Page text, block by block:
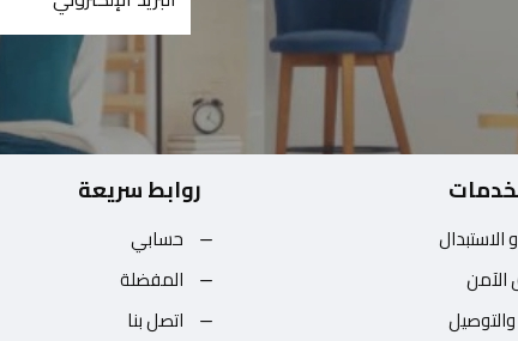
الاستبدال
الآمن
روابط سريعة
حسابي
المفضلة
اتصل بنا